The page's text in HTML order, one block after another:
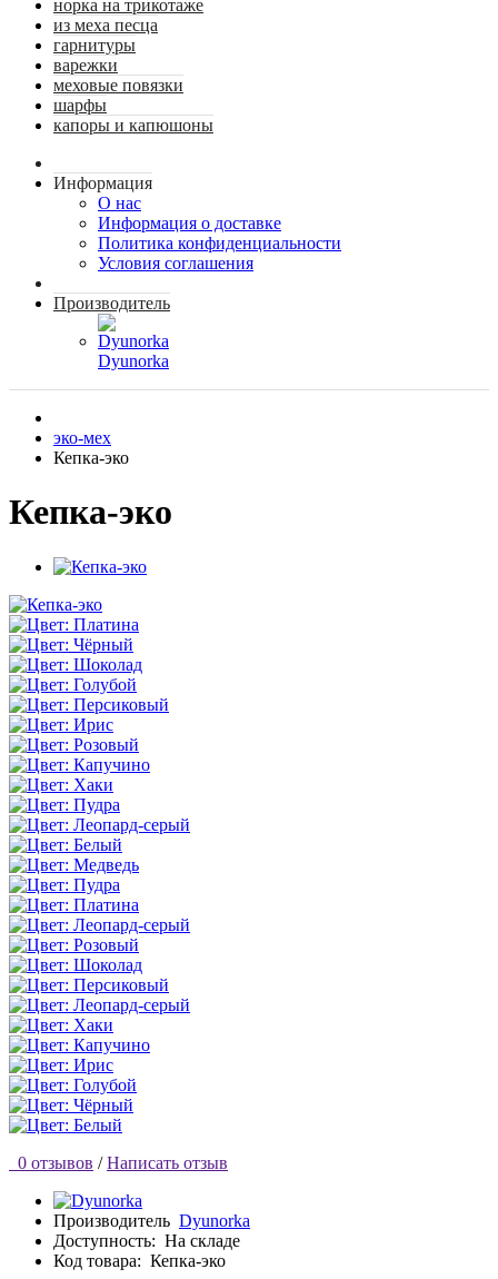
норка на трикотаже
из меха песца
гарнитуры
варежки
меховые повязки
шарфы
капоры и капюшоны
Информация
О нас
Информация о доставке
Политика конфиденциальности
Условия соглашения
Производитель
Dyunorka
эко-мех
Кепка-эко
Кепка-эко
0 отзывов / Написать отзыв
Производитель Dyunorka
Доступность: На складе
Код товара: Кепка-эко